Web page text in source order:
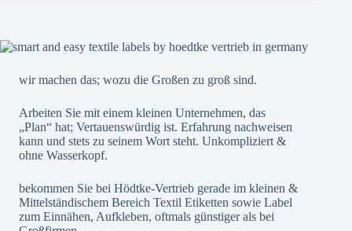
wir machen das; wozu die Großen zu groß sind.
Arbeiten Sie mit einem kleinen Unternehmen, das
„Plan“ hat; Vertauenswürdig ist. Erfahrung nachweisen
kann und stets zu seinem Wort steht. Unkompliziert &
ohne Wasserkopf.
bekommen Sie bei Hödtke-Vertrieb gerade im kleinen &
Mittelständischem Bereich Textil Etiketten sowie Label
zum Einnähen, Aufkleben, oftmals günstiger als bei